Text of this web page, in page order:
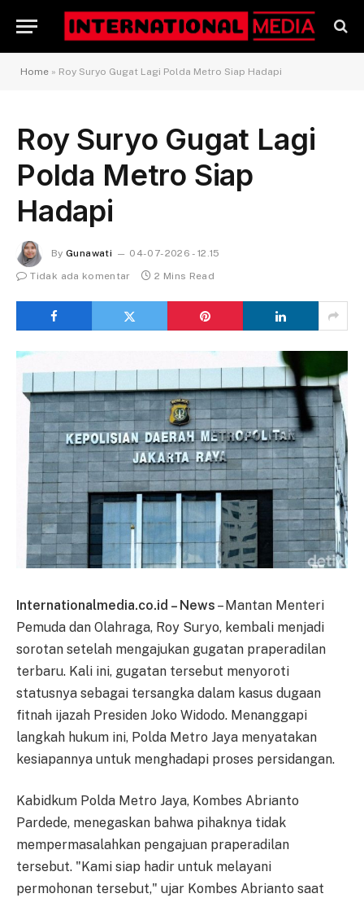
Home » Roy Suryo Gugat Lagi Polda Metro Siap Hadapi
Roy Suryo Gugat Lagi
Polda Metro Siap
Hadapi
By Gunawati
04-07-2026 - 12.15
Tidak ada komentar
2 Mins Read
Internationalmedia.co.id – News – Mantan Menteri
Pemuda dan Olahraga, Roy Suryo, kembali menjadi
sorotan setelah mengajukan gugatan praperadilan
terbaru. Kali ini, gugatan tersebut menyoroti
statusnya sebagai tersangka dalam kasus dugaan
fitnah ijazah Presiden Joko Widodo. Menanggapi
langkah hukum ini, Polda Metro Jaya menyatakan
kesiapannya untuk menghadapi proses persidangan.
Kabidkum Polda Metro Jaya, Kombes Abrianto
Pardede, menegaskan bahwa pihaknya tidak
mempermasalahkan pengajuan praperadilan
tersebut. "Kami siap hadir untuk melayani
permohonan tersebut," ujar Kombes Abrianto saat